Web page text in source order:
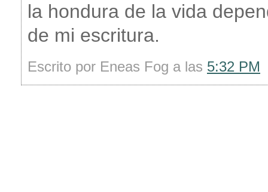
la hondura de la vida
de mi escritura.
Escrito por Eneas Fog a las 5:32 PM